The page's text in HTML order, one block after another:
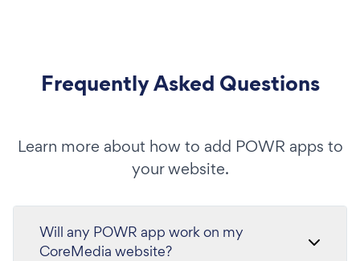
Frequently Asked Questions
Learn more about how to add POWR apps to
your website.
Will any POWR app work on my
CoreMedia website?